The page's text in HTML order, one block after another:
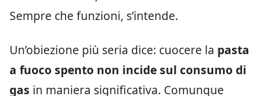
Sempre che funzioni, s’intende.
Un’obiezione più seria dice: cuocere la pasta
a fuoco spento non incide sul consumo di
gas in maniera significativa. Comunque